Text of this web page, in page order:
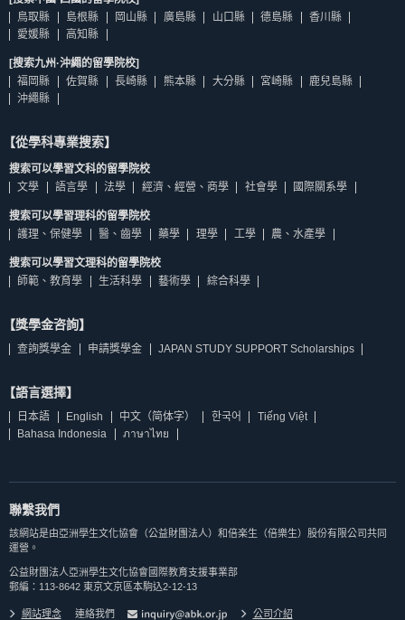
鳥取縣
島根縣 岡山縣 廣島縣 山口縣 德島縣
香川縣
愛媛縣
高知縣
[搜索九州·沖繩的留學院校]
福岡縣
佐賀縣 長崎縣 熊本縣 大分縣 宮崎縣
鹿兒島縣
沖繩縣
【從學科專業搜索】
搜索可以學習文科的留學院校
文學
語言學 法學 經濟、經營、商學 社會學 國際關系學
搜索可以學習理科的留學院校
護理、保健學
醫、齒學 藥學 理學 工學 農、水產學
搜索可以學習文理科的留學院校
師範、教育學
生活科學 藝術學 綜合科學
【獎學金咨詢】
查詢獎學金 申請獎學金 JAPAN STUDY SUPPORT Scholarships
【語言選擇】
日本語 English 中文（简体字） 한국어
Tiếng Việt
Bahasa Indonesia
ภาษาไทย
聯繫我們
該網站是由亞洲學生文化協會（公益財團法人）和倍楽生（倍樂生）股份有限公司共同
運營。
公益財團法人亞洲學生文化協會國際教育支援事業部
郵編：113-8642 東京文京區本駒込2-12-13
網站理念 連絡我們 公司介紹